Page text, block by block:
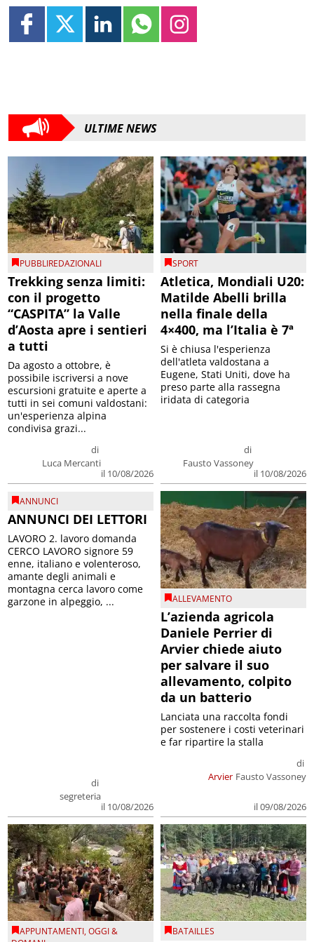
ULTIME NEWS
PUBBLIREDAZIONALI
Trekking senza limiti:
con il progetto
“CASPITA” la Valle
d’Aosta apre i sentieri
a tutti
di
Luca Mercanti
il 10/08/2026
Da agosto a ottobre, è
possibile iscriversi a nove
escursioni gratuite e aperte a
tutti in sei comuni valdostani:
un'esperienza alpina
condivisa grazi...
SPORT
Atletica, Mondiali U20:
Matilde Abelli brilla
nella finale della
4×400, ma l’Italia è 7ª
di
Fausto Vassoney
il 10/08/2026
Si è chiusa l'esperienza
dell'atleta valdostana a
Eugene, Stati Uniti, dove ha
preso parte alla rassegna
iridata di categoria
ANNUNCI
ANNUNCI DEI LETTORI
di
segreteria
il 10/08/2026
LAVORO 2. lavoro domanda
CERCO LAVORO signore 59
enne, italiano e volenteroso,
amante degli animali e
montagna cerca lavoro come
garzone in alpeggio, ...
ALLEVAMENTO
L’azienda agricola
Daniele Perrier di
Arvier chiede aiuto
per salvare il suo
allevamento, colpito
da un batterio
Arvier
di
Fausto Vassoney
il 09/08/2026
Lanciata una raccolta fondi
per sostenere i costi veterinari
e far ripartire la stalla
APPUNTAMENTI,OGGI &
BATAILLES